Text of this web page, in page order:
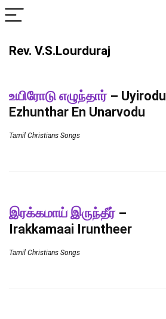
Rev. V.S.Lourduraj
உயிரோடு எழுந்தார்– Uyirodu
Ezhunthar En Unarvodu
Tamil Christians Songs
இரக்கமாய் இருந்தீர்–
Irakkamaai Iruntheer
Tamil Christians Songs